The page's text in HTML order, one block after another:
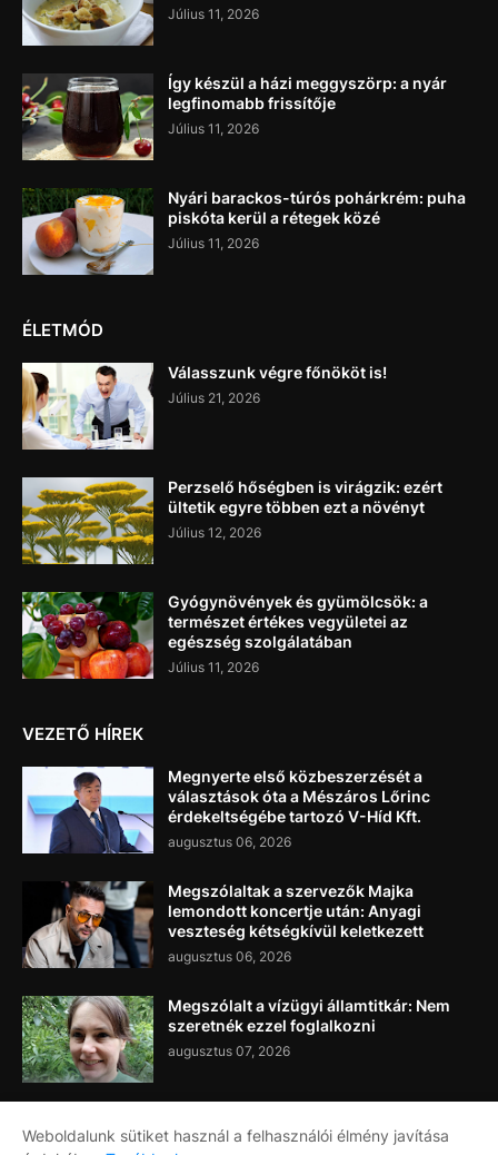
Július 11, 2026
Így készül a házi meggyszörp: a nyár
legfinomabb frissítője
Július 11, 2026
Nyári barackos-túrós pohárkrém: puha
piskóta kerül a rétegek közé
Július 11, 2026
ÉLETMÓD
Válasszunk végre főnököt is!
Július 21, 2026
Perzselő hőségben is virágzik: ezért
ültetik egyre többen ezt a növényt
Július 12, 2026
Gyógynövények és gyümölcsök: a
természet értékes vegyületei az
egészség szolgálatában
Július 11, 2026
VEZETŐ HÍREK
Megnyerte első közbeszerzését a
választások óta a Mészáros Lőrinc
érdekeltségébe tartozó V-Híd Kft.
augusztus 06, 2026
Megszólaltak a szervezők Majka
lemondott koncertje után: Anyagi
veszteség kétségkívül keletkezett
augusztus 06, 2026
Megszólalt a vízügyi államtitkár: Nem
szeretnék ezzel foglalkozni
augusztus 07, 2026
Weboldalunk sütiket használ a felhasználói élmény javítása